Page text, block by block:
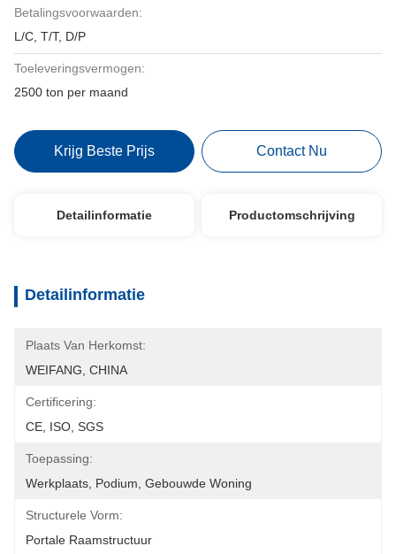
Betalingsvoorwaarden:
L/C, T/T, D/P
Toeleveringsvermogen:
2500 ton per maand
Krijg Beste Prijs Contact Nu
Detailinformatie Productomschrijving
Detailinformatie
Plaats Van Herkomst:
WEIFANG, CHINA
Certificering:
CE, ISO, SGS
Toepassing:
Werkplaats, Podium, Gebouwde Woning
Structurele Vorm:
Portale Raamstructuur